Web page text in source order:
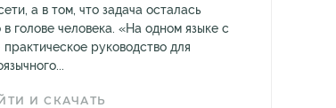
а в том, что задача осталась
в голове человека. «На одном языке с
руководство для
И СКАЧАТЬ